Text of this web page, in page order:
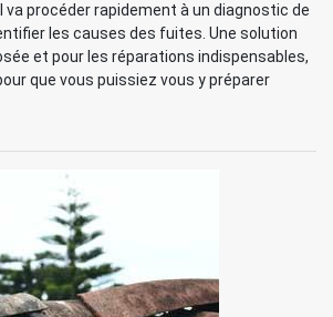
va procéder rapidement à un diagnostic de
les causes des fuites. Une solution
et pour les réparations indispensables,
que vous puissiez vous y préparer